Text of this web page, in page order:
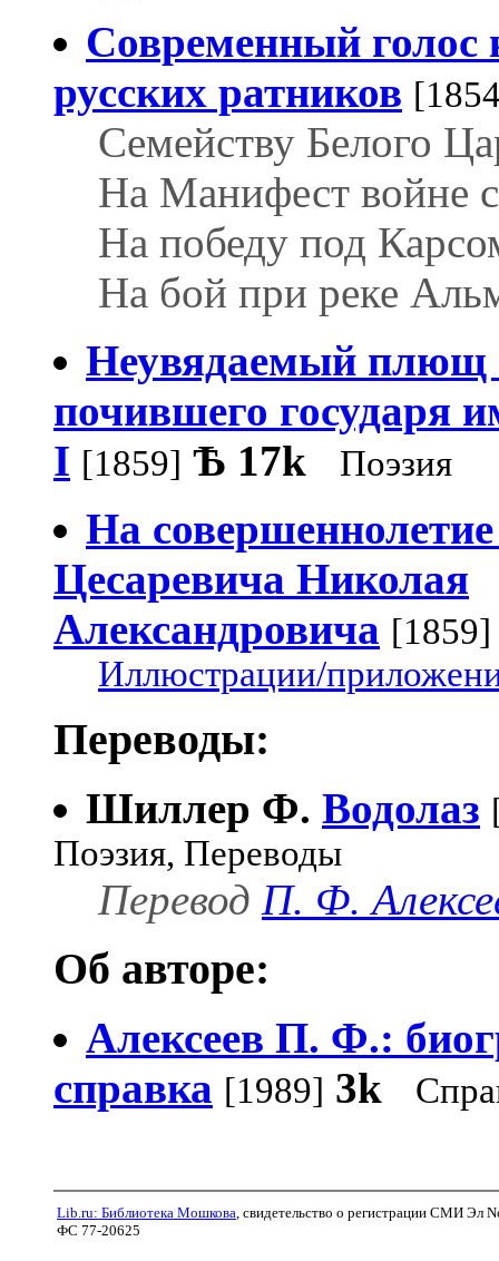
Современный голос
русских ратников
Семейству Белого
На Манифест войне
На победу под
На бой при реке
Неувядаемый плющ
почившего государя
I [1859] Ѣ 17k Поэзия
На
Цесаревича Николая
Александровича [1859]
Иллюстрации/
Переводы:
Шиллер Ф. Водолаз
Поэзия, Переводы
Перевод П. Ф.
Об авторе:
Алексеев П. Ф.:
справка [1989] 3k
Lib.ru: Библиотека Мошкова, свидетельство о регистрации СМИ Эл
ФС 77-20625